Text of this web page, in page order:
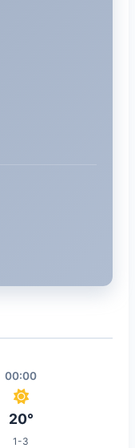
00:00
20°
1-3